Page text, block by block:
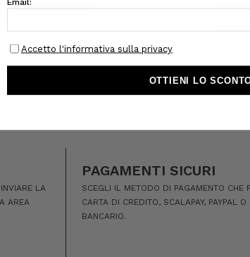
LA
AREA
PAGAMENTI SICURI
SCEGLI IL METODO DI PAGAMENTO CHE
CARTA DI CREDITO, SCALAPAY, PAYPAL O
BANCARIO.